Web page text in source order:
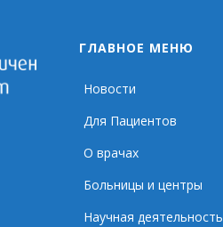
ГЛАВНОЕ МЕНЮ
Новости
Для Пациентов
О врачах
Больницы и центры
Научная деятельность